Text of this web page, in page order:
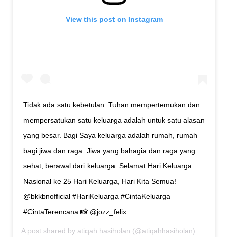
View this post on Instagram
Tidak ada satu kebetulan. Tuhan mempertemukan dan
mempersatukan satu keluarga adalah untuk satu alasan
yang besar. Bagi Saya keluarga adalah rumah, rumah
bagi jiwa dan raga. Jiwa yang bahagia dan raga yang
sehat, berawal dari keluarga. Selamat Hari Keluarga
Nasional ke 25 Hari Keluarga, Hari Kita Semua!
@bkkbnofficial #HariKeluarga #CintaKeluarga
#CintaTerencana 📸 @jozz_felix
A post shared by atiqah hasiholan (@atiqahhasiholan) on